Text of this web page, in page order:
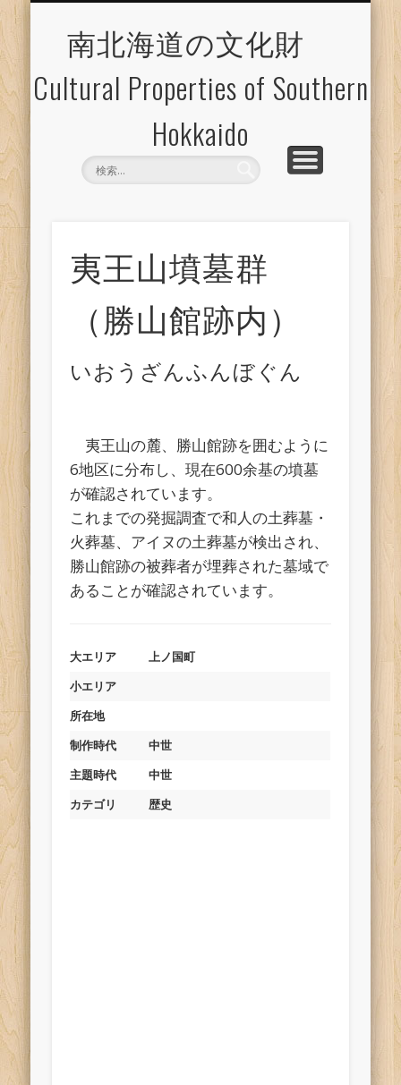
南北海道の文化財
Cultural Properties of Southern
Hokkaido
夷王山墳墓群
（勝山館跡内）
いおうざんふんぼぐん
夷王山の麓、勝山館跡を囲むように
6地区に分布し、現在600余基の墳墓
が確認されています。
これまでの発掘調査で和人の土葬墓・
火葬墓、アイヌの土葬墓が検出され、
勝山館跡の被葬者が埋葬された墓域で
あることが確認されています。
大エリア
上ノ国町
小エリア
所在地
制作時代
中世
主題時代
中世
カテゴリ
歴史